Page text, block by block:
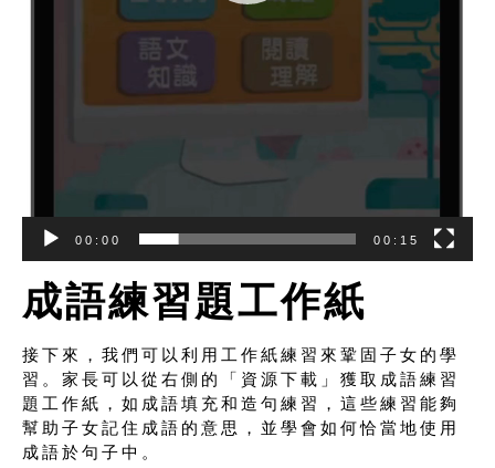
00:00 00:15
成語練習題工作紙
接下來，我們可以利用工作紙練習來鞏固子女的學
習。家長可以從右側的「資源下載」獲取成語練習
題工作紙，如成語填充和造句練習，這些練習能夠
幫助子女記住成語的意思，並學會如何恰當地使用
成語於句子中。